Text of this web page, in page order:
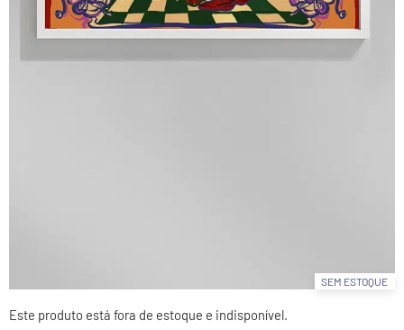
SEM ESTOQUE
Este produto está fora de estoque e indisponível.